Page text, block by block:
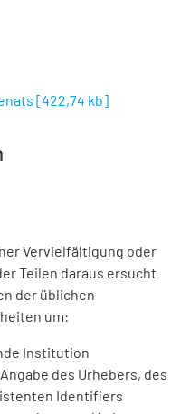
[422,74 kb]
Vervielfältigung oder
Teilen daraus ersucht
der üblichen
um:
Institution
des Urhebers, des
Identifiers